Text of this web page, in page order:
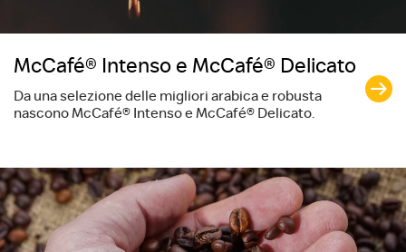
McCafé® Intenso e McCafé® Delicato
Da una selezione delle migliori arabica e robusta
nascono McCafé® Intenso e McCafé® Delicato.